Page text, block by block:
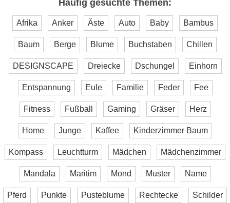
Häufig gesuchte Themen:
Afrika Anker Äste Auto Baby Bambus
Baum Berge Blume Buchstaben Chillen
DESIGNSCAPE Dreiecke Dschungel Einhorn
Entspannung Eule Familie Feder Fee
Fitness Fußball Gaming Gräser Herz
Home Junge Kaffee Kinderzimmer Baum
Kompass Leuchtturm Mädchen Mädchenzimmer
Mandala Maritim Mond Muster Name
Pferd Punkte Pusteblume Rechtecke Schilder